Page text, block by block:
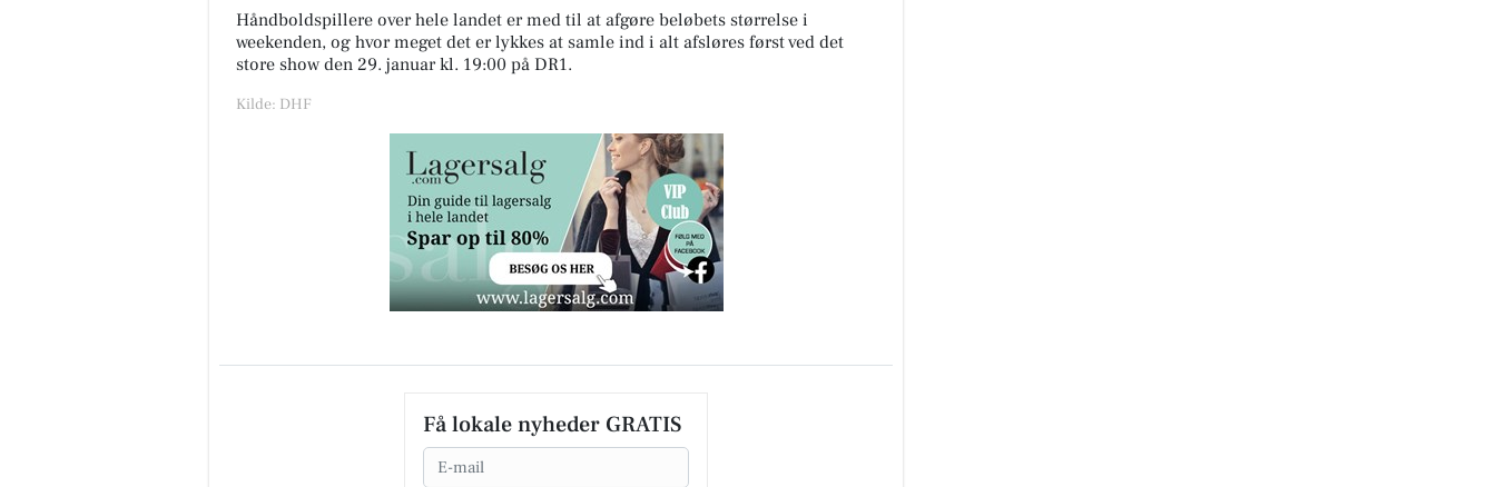
Håndboldspillere over hele landet er med til at afgøre beløbets størrelse i
weekenden, og hvor meget det er lykkes at samle ind i alt afsløres først ved det
store show den 29. januar kl. 19:00 på DR1.
Kilde: DHF
Få lokale nyheder GRATIS
Email